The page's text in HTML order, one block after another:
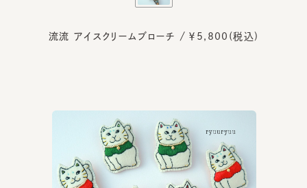
流流 アイスクリームブローチ / ￥5,800(税込)